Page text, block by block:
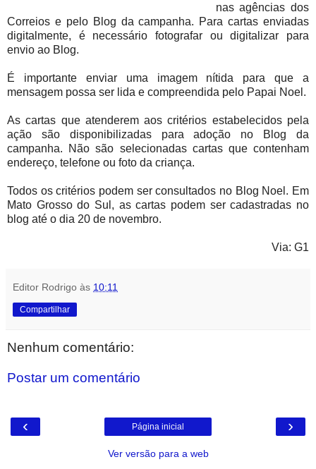
nas agências dos
Correios e pelo Blog da campanha. Para cartas enviadas
digitalmente, é necessário fotografar ou digitalizar para
envio ao Blog.
É importante enviar uma imagem nítida para que a
mensagem possa ser lida e compreendida pelo Papai Noel.
As cartas que atenderem aos critérios estabelecidos pela
ação são disponibilizadas para adoção no Blog da
campanha. Não são selecionadas cartas que contenham
endereço, telefone ou foto da criança.
Todos os critérios podem ser consultados no Blog Noel. Em
Mato Grosso do Sul, as cartas podem ser cadastradas no
blog até o dia 20 de novembro.
Via: G1
Editor Rodrigo às 10:11
Compartilhar
Nenhum comentário:
Postar um comentário
‹ ›
Página inicial
Ver versão para a web